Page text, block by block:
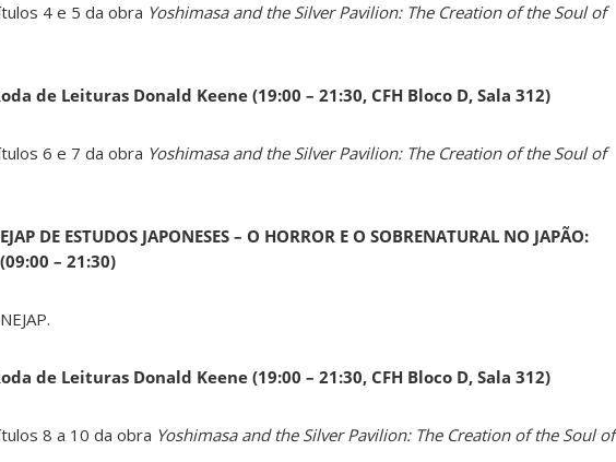
4 e 5 da obra Yoshimasa and the Silver Pavilion: The Creation of the Soul of
de Leituras Donald Keene (19:00 – 21:30, CFH Bloco D, Sala 312)
6 e 7 da obra Yoshimasa and the Silver Pavilion: The Creation of the Soul of
DE ESTUDOS JAPONESES – O HORROR E O SOBRENATURAL NO JAPÃO:
(09:00 – 21:30)
de Leituras Donald Keene(19:00 – 21:30, CFH Bloco D, Sala 312)
8 a 10 da obra Yoshimasa and the Silver Pavilion: The Creation of the Soul of